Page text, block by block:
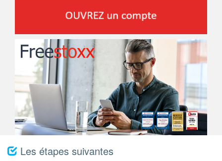
Les étapes suivantes